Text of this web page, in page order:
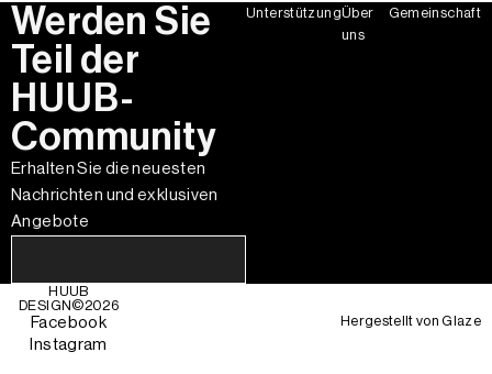
Werden Sie
Teil der
HUUB-
Community
Erhalten Sie die neuesten
Nachrichten und exklusiven
Angebote
UnterstützungÜber
uns
Gemeinschaft
HUUB
DESIGN©2026
Facebook
Instagram
Hergestellt vonGlaze